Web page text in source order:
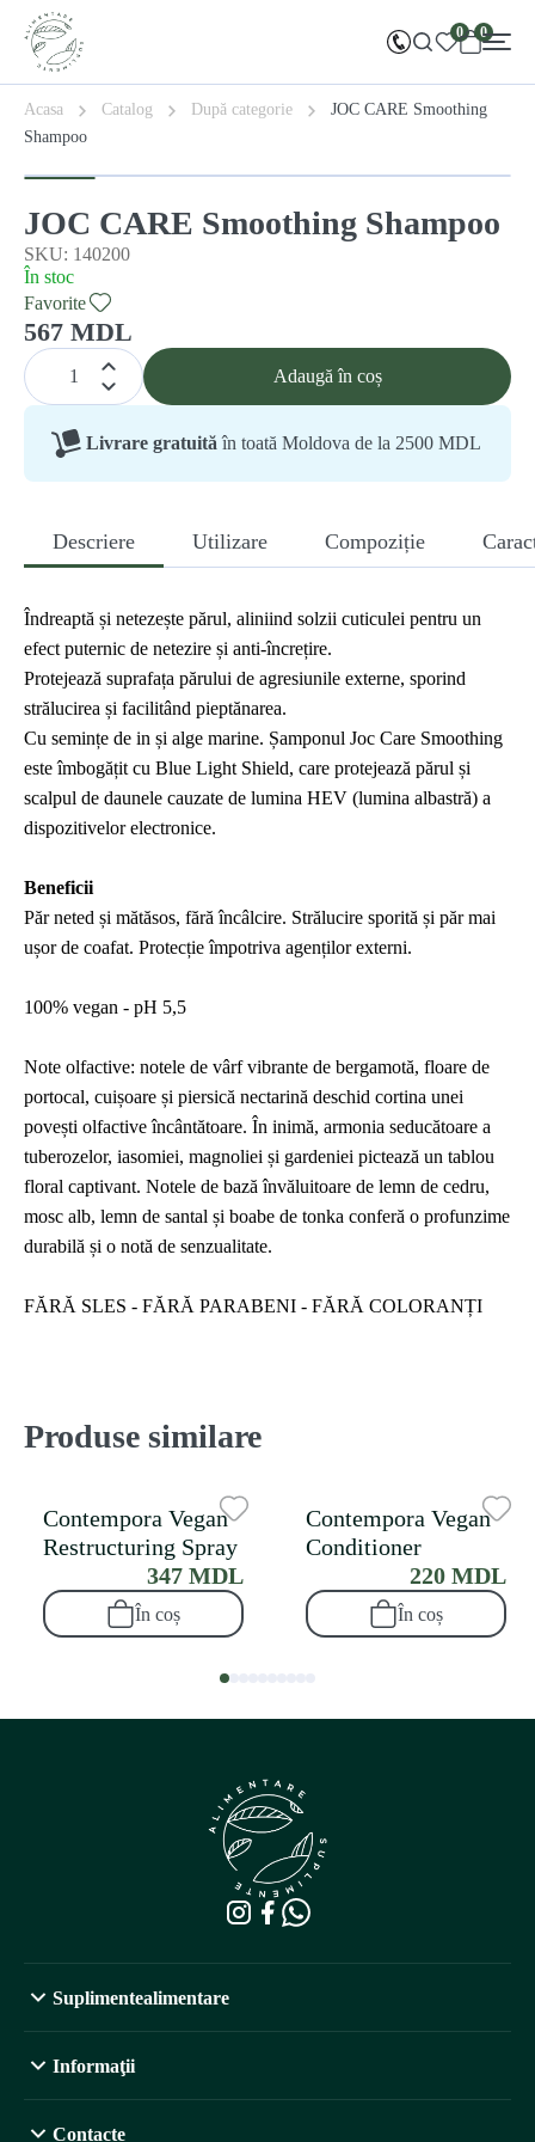
0 0
Acasa Catalog După categorie
JOC CARE Smoothing
Shampoo
JOC CARE Smoothing Shampoo
SKU: 140200
În stoc
Favorite
567 MDL
Adaugă în coș
Livrare gratuită în toată Moldova de la 2500 MDL
Descriere Utilizare Compoziție
Îndreaptă și netezește părul, aliniind solzii cuticulei pentru un
efect puternic de netezire și anti-încrețire.
Protejează suprafața părului de agresiunile externe, sporind
strălucirea și facilitând pieptănarea.
Cu semințe de in și alge marine. Șamponul Joc Care Smoothing
este îmbogățit cu Blue Light Shield, care protejează părul și
scalpul de daunele cauzate de lumina HEV (lumina albastră) a
dispozitivelor electronice.
Beneficii
Păr neted și mătăsos, fără încâlcire. Strălucire sporită și păr mai
ușor de coafat. Protecție împotriva agenților externi.
100% vegan - pH 5,5
Note olfactive: notele de vârf vibrante de bergamotă, floare de
portocal, cuișoare și piersică nectarină deschid cortina unei
povești olfactive încântătoare. În inimă, armonia seducătoare a
tuberozelor, iasomiei, magnoliei și gardeniei pictează un tablou
floral captivant. Notele de bază învăluitoare de lemn de cedru,
mosc alb, lemn de santal și boabe de tonka conferă o profunzime
durabilă și o notă de senzualitate.
FĂRĂ SLES - FĂRĂ PARABENI - FĂRĂ COLORANȚI
Produse similare
Contempora Vegan
Restructuring Spray
347 MDL
În coș
Contempora Vegan
Conditioner
220 MDL
În coș
Suplimentealimentare
Informaţii
Contacte